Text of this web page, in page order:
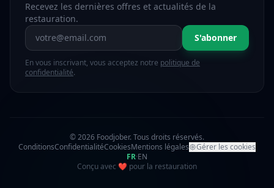
Recevez les dernières offres et actualités de la
restauration.
Adresse email S'abonner
En vous inscrivant, vous acceptez notre politique de
confidentialité.
© 2026 Foodjober. Tous droits réservés.
ConditionsConfidentialitéCookiesMentions légales
Gérer les cookies
FR·EN
Conçu avec ❤ amour
pour la restauration